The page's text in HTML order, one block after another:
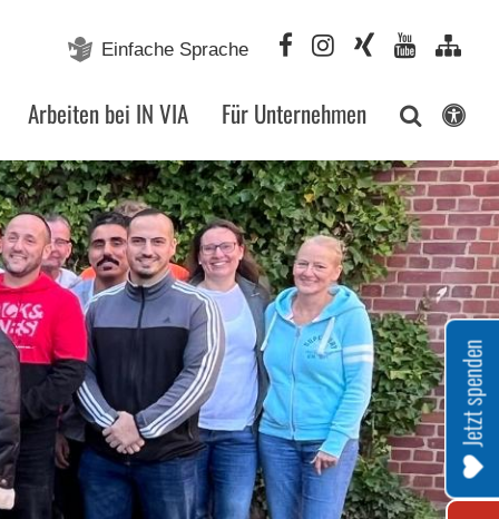
Arbeiten bei IN VIA Für Unternehmen
Einfache Sprache
Jetzt spenden